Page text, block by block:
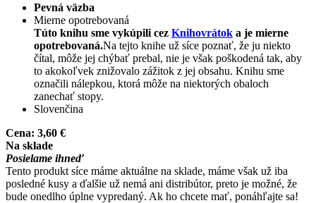
Pevná väzba
Mierne opotrebovaná
Túto knihu sme vykúpili cez Knihovrátok a je mierne
opotrebovaná.Na tejto knihe už síce poznať, že ju niekto
čítal, môže jej chýbať prebal, nie je však poškodená tak, aby
to akokoľvek znižovalo zážitok z jej obsahu. Knihu sme
označili nálepkou, ktorá môže na niektorých obaloch
zanechať stopy.
Slovenčina
Cena: 3,60 €
Na sklade
Posielame ihneď
Tento produkt síce máme aktuálne na sklade, máme však už iba
posledné kusy a ďalšie už nemá ani distribútor, preto je možné, že
bude onedlho úplne vypredaný. Ak ho chcete mať, ponáhľajte sa!